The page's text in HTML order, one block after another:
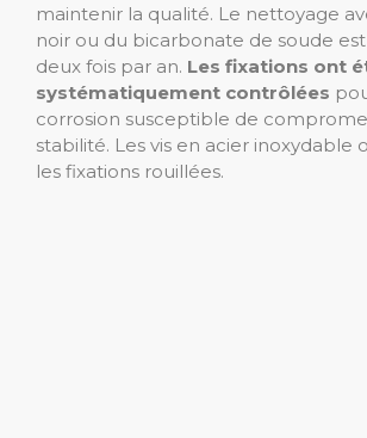
maintenir la qualité. Le nettoyage
noir ou du bicarbonate de soude
deux fois par an. Les fixations ont
systématiquement contrôlées
corrosion susceptible de
stabilité. Les vis en acier inoxydable
les fixations rouillées.